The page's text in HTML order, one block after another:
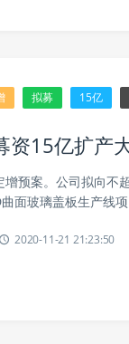
拟募 15亿
资15亿扩产
预案。公司拟向不
面玻璃盖板生产线项
2020-11-21 21:23:50